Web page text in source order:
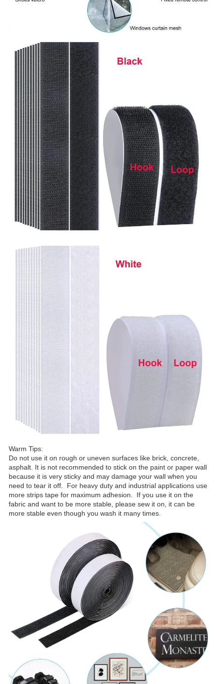
Warm Tips:
Do not use it on rough or uneven surfaces like brick, concrete,
asphalt. It is not recommended to stick on the paint or paper wall
because it is very sticky and may damage your wall when you
need to tear it off. For heavy duty and industrial applications use
more strips tape for maximum adhesion. If you use it on the
fabric and want to be more stable, please sew it on, it can be
more stable even though you wash it many times.